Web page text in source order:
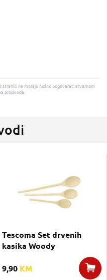
stranici ne moraju nužno odgovarati stvarnom
proizvoda.
Tescoma Set drvenih
kasika Woody
9,90 KM